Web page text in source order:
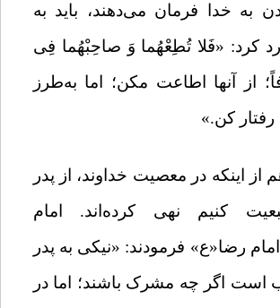
به خدا فرمان می‌دهند، باید به
کرد: «فَلا تُطِعْهُما وَ صاحِبْهُما فِی
از آنها اطاعت مکن؛ اما به‌طرز
رفتار کن.»
از اینکه در معصیت خداوند، از پدر
کنیم نهی کرده‌‌اند. امام
رضا«ع» فرمودند: «نیکی به پدر
است اگر چه مشرک باشند؛ اما در